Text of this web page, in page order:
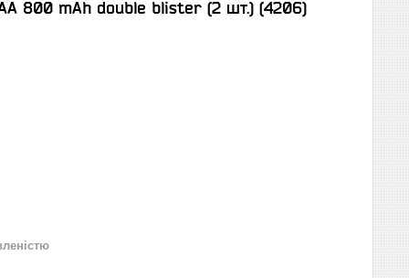
800 mAh double blister (2 шт.) (4206)